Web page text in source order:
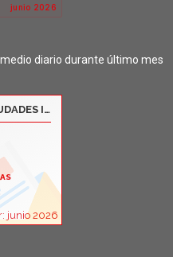
diario durante último mes